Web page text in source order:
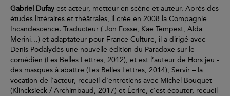
Gabriel Dufay est acteur, metteur en scène et auteur. Après des
études littéraires et théâtrales, il crée en 2008 la Compagnie
Incandescence. Traducteur ( Jon Fosse, Kae Tempest, Alda
Merini…) et adaptateur pour France Culture, il a dirigé avec
Denis Podalydès une nouvelle édition du Paradoxe sur le
comédien (Les Belles Lettres, 2012), et est l’auteur de Hors jeu -
des masques à abattre (Les Belles Lettres, 2014), Servir – la
vocation de l’acteur, recueil d’entretiens avec Michel Bouquet
(Klincksieck / Archimbaud, 2017) et Écrire, c’est écouter, recueil